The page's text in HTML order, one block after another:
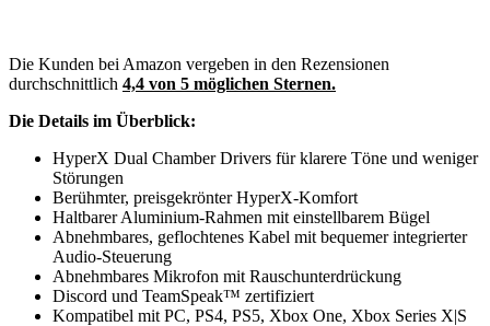
Die Kunden bei Amazon vergeben in den Rezensionen
durchschnittlich 4,4 von 5 möglichen Sternen.
Die Details im Überblick:
HyperX Dual Chamber Drivers für klarere Töne und weniger
Störungen
Berühmter, preisgekrönter HyperX-Komfort
Haltbarer Aluminium-Rahmen mit einstellbarem Bügel
Abnehmbares, geflochtenes Kabel mit bequemer integrierter
Audio-Steuerung
Abnehmbares Mikrofon mit Rauschunterdrückung
Discord und TeamSpeak™ zertifiziert
Kompatibel mit PC, PS4, PS5, Xbox One, Xbox Series X|S